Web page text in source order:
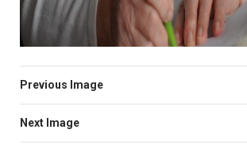
Previous Image
Next Image